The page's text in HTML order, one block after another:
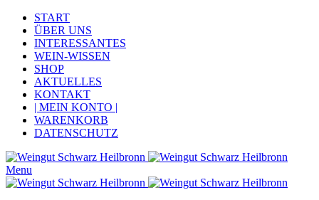
START
ÜBER UNS
INTERESSANTES
WEIN-WISSEN
SHOP
AKTUELLES
KONTAKT
| MEIN KONTO |
WARENKORB
DATENSCHUTZ
Menu